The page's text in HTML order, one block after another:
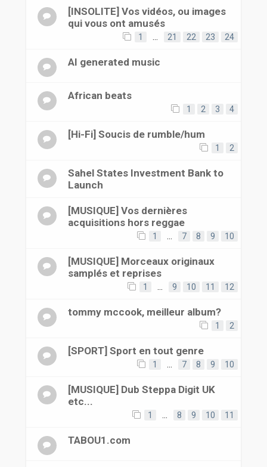
[INSOLITE] Vos vidéos, ou images
qui vous ont amusés
1 21 22 23 24
AI generated music
African beats
1 2 3 4
[Hi-Fi] Soucis de rumble/hum
1 2
Sahel States Investment Bank to
Launch
[MUSIQUE] Vos dernières
acquisitions hors reggae
1 7 8 9 10
[MUSIQUE] Morceaux originaux
samplés et reprises
1 9 10 11 12
tommy mccook, meilleur album?
1 2
[SPORT] Sport en tout genre
1 7 8 9 10
[MUSIQUE] Dub Steppa Digit UK
etc...
1 8 9 10 11
TABOU1.com